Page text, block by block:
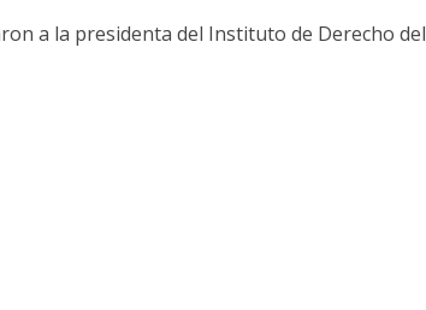
a la presidenta del Instituto de Derecho del